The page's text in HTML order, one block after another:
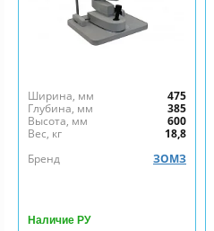
Ширина, мм
475
Глубина, мм
385
Высота, мм
600
Вес, кг
18,8
Бренд
ЗОМЗ
Наличие РУ